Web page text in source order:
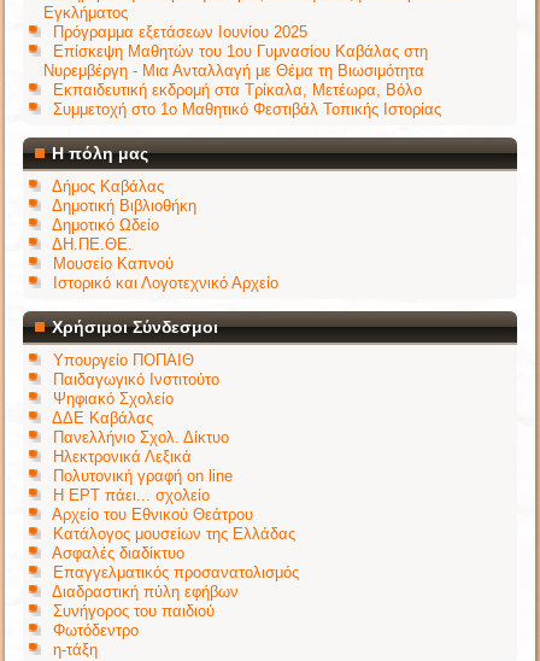
Εγκλήματος
Πρόγραμμα εξετάσεων Ιουνίου 2025
Επίσκεψη Μαθητών του 1ου Γυμνασίου Καβάλας στη
Νυρεμβέργη - Μια Ανταλλαγή με Θέμα τη Βιωσιμότητα
Εκπαιδευτική εκδρομή στα Τρίκαλα, Μετέωρα, Βόλο
Συμμετοχή στο 1ο Μαθητικό Φεστιβάλ Τοπικής Ιστορίας
Η πόλη μας
Δήμος Καβάλας
Δημοτική Βιβλιοθήκη
Δημοτικό Ωδείο
ΔΗ.ΠΕ.ΘΕ.
Μουσείο Καπνού
Ιστορικό και Λογοτεχνικό Αρχείο
Χρήσιμοι Σύνδεσμοι
Υπουργείο ΠΟΠΑΙΘ
Παιδαγωγικό Ινστιτούτο
Ψηφιακό Σχολείο
ΔΔΕ Καβάλας
Πανελλήνιο Σχολ. Δίκτυο
Ηλεκτρονικά Λεξικά
Πολυτονική γραφή on line
Η ΕΡΤ πάει... σχολείο
Αρχείο του Εθνικού Θεάτρου
Κατάλογος μουσείων της Ελλάδας
Ασφαλές διαδίκτυο
Επαγγελματικός προσανατολισμός
Διαδραστική πύλη εφήβων
Συνήγορος του παιδιού
Φωτόδεντρο
η-τάξη